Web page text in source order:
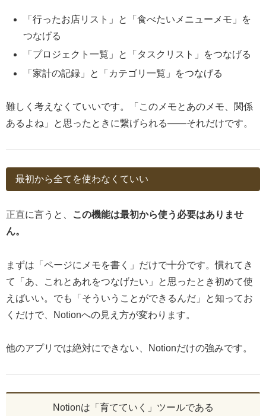
「行ったお店リスト」と「食べたいメニューメモ」を
つなげる
「プロジェクト一覧」と「タスクリスト」をつなげる
「家計の記録」と「カテゴリ一覧」をつなげる
難しく考えなくていいです。「このメモとあのメモ、関係
あるよね」と思ったときに繋げられる——それだけです。
最初から全てを使わなくていい
正直に言うと、
この機能は最初から使う必要はありませ
ん。
まずは「ページにメモを書く」だけで十分です。慣れてき
て「あ、これとあれをつなげたい」と思ったとき初めて使
えばいい。でも「そういうことができるんだ」と知ってお
くだけで、Notionへの見え方が変わります。
他のアプリでは絶対にできない、Notionだけの強みです。
Notionは「育てていく」ツールである